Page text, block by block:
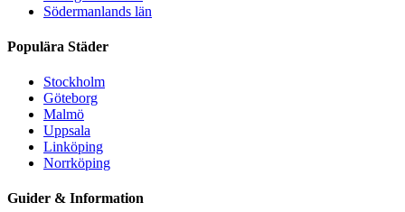
Södermanlands län
Populära Städer
Stockholm
Göteborg
Malmö
Uppsala
Linköping
Norrköping
Guider & Information